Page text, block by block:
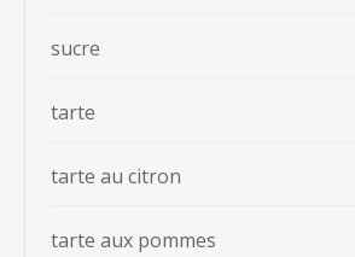
sucre
tarte
tarte au citron
tarte aux pommes